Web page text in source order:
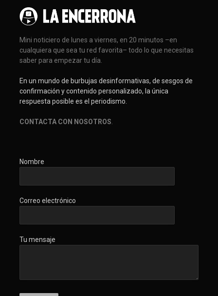
Mini noticiero de lunes a viernes, en 20 minutos –en
cualquiera que sea tu red favorita– todo lo que necesitas
saber para empezar tu día.
En un mundo de burbujas desinformativas, de sesgos de
confirmación y contenido personalizado, la única
respuesta posible es el periodismo.
CONTACTA CON NOSOTROS
Nombre
Correo electrónico
Tu mensaje